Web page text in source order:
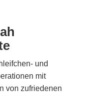
und
mit
von zufriedenen